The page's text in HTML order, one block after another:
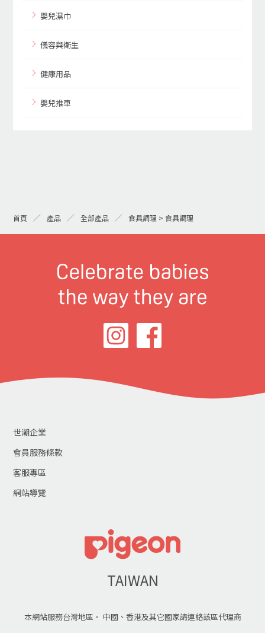
嬰兒濕巾
儀容與衛生
健康用品
嬰兒推車
首頁 產品 全部產品 食具調理 > 食具調理
世潮企業
會員服務條款
客服專區
網站導覽
TAIWAN
本網站服務台灣地區。 中國、香港及其它國家請連絡該區代理商